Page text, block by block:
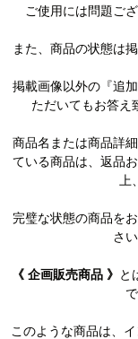
ご使用には問題ご
また、商品の状態は
掲載画像以外の『追
ただいてもお答え
商品名または商品詳
ている商品は、返品
上
完璧な状態の商品を
さ
《 企画販売商品 》 と
このような商品は、